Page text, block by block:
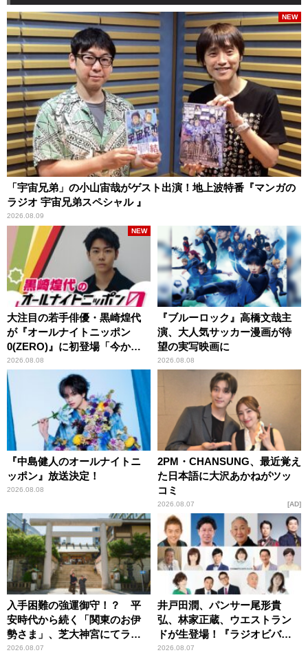
「宇宙兄弟」の小山宙哉がゲスト出演！地上波特番『マンガの
ラジオ 宇宙兄弟スペシャル 』
2026.08.09
NEW
大注目の若手俳優・黒崎煌代
が『オールナイトニッポン
0(ZERO)』に初登場「今から
とてもワクワクしておりま
す！」
2026.08.08
NEW
『ブルーロック』高橋文哉主
演、大人気サッカー漫画が待
望の実写映画に
2026.08.08
『中島健人のオールナイトニ
ッポン』放送決定！
2026.08.08
2PM・CHANSUNG、最近覚え
た日本語に大沢あかねがツッ
コミ
2026.08.07 AD
入手困難の強運御守！？ 平
安時代から続く「関東のお伊
勢さま」、芝大神宮にてラン
パンプスが合格祈願！
2026.08.07
井戸田潤、パンサー尾形貴
弘、林家正蔵、ウエストラン
ドが生登場！『ラジオビバリ
ー昼ズ』
2026.08.07